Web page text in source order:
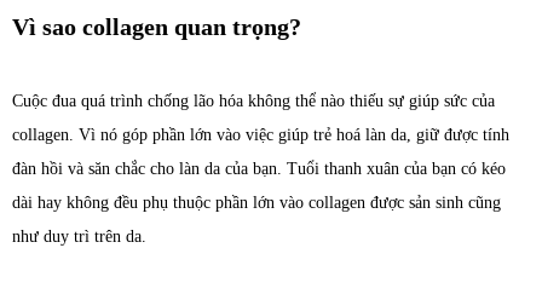
Vì sao collagen quan trọng?
Cuộc đua quá trình chống lão hóa không thể nào thiếu sự giúp sức của
collagen. Vì nó góp phần lớn vào việc giúp trẻ hoá làn da, giữ được tính
đàn hồi và săn chắc cho làn da của bạn. Tuổi thanh xuân của bạn có kéo
dài hay không đều phụ thuộc phần lớn vào collagen được sản sinh cũng
như duy trì trên da.